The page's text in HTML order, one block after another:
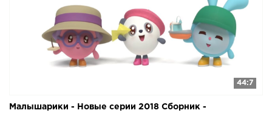
44:7
Малышарики - Новые серии 2018 Сборник -